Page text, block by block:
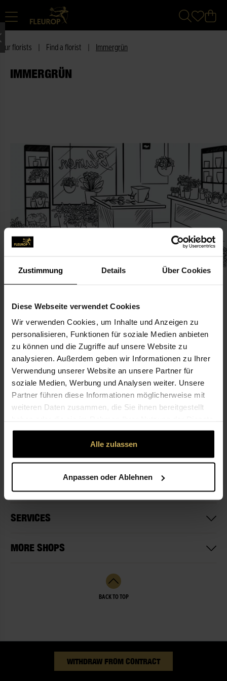
Zustimmung Details Über Cookies
Diese Webseite verwendet Cookies
Wir verwenden Cookies, um Inhalte und Anzeigen zu
personalisieren, Funktionen für soziale Medien anbieten
zu können und die Zugriffe auf unsere Website zu
analysieren. Außerdem geben wir Informationen zu Ihrer
Verwendung unserer Website an unsere Partner für
soziale Medien, Werbung und Analysen weiter. Unsere
Partner führen diese Informationen möglicherweise mit
weiteren Daten zusammen, die Sie ihnen bereitgestellt
gesammelt haben.
Alle zulassen
Anpassen oder Ablehnen
Our florists Find a florist Immergrün
IMMERGRÜN
CONTACT
Immergrün
Krauel, Fred
Ehm-Welk-Str. 83
16303 Schwedt
SERVICES
MORE SHOPS
BACK TO TOP
WITHDRAW FROM CONTRACT